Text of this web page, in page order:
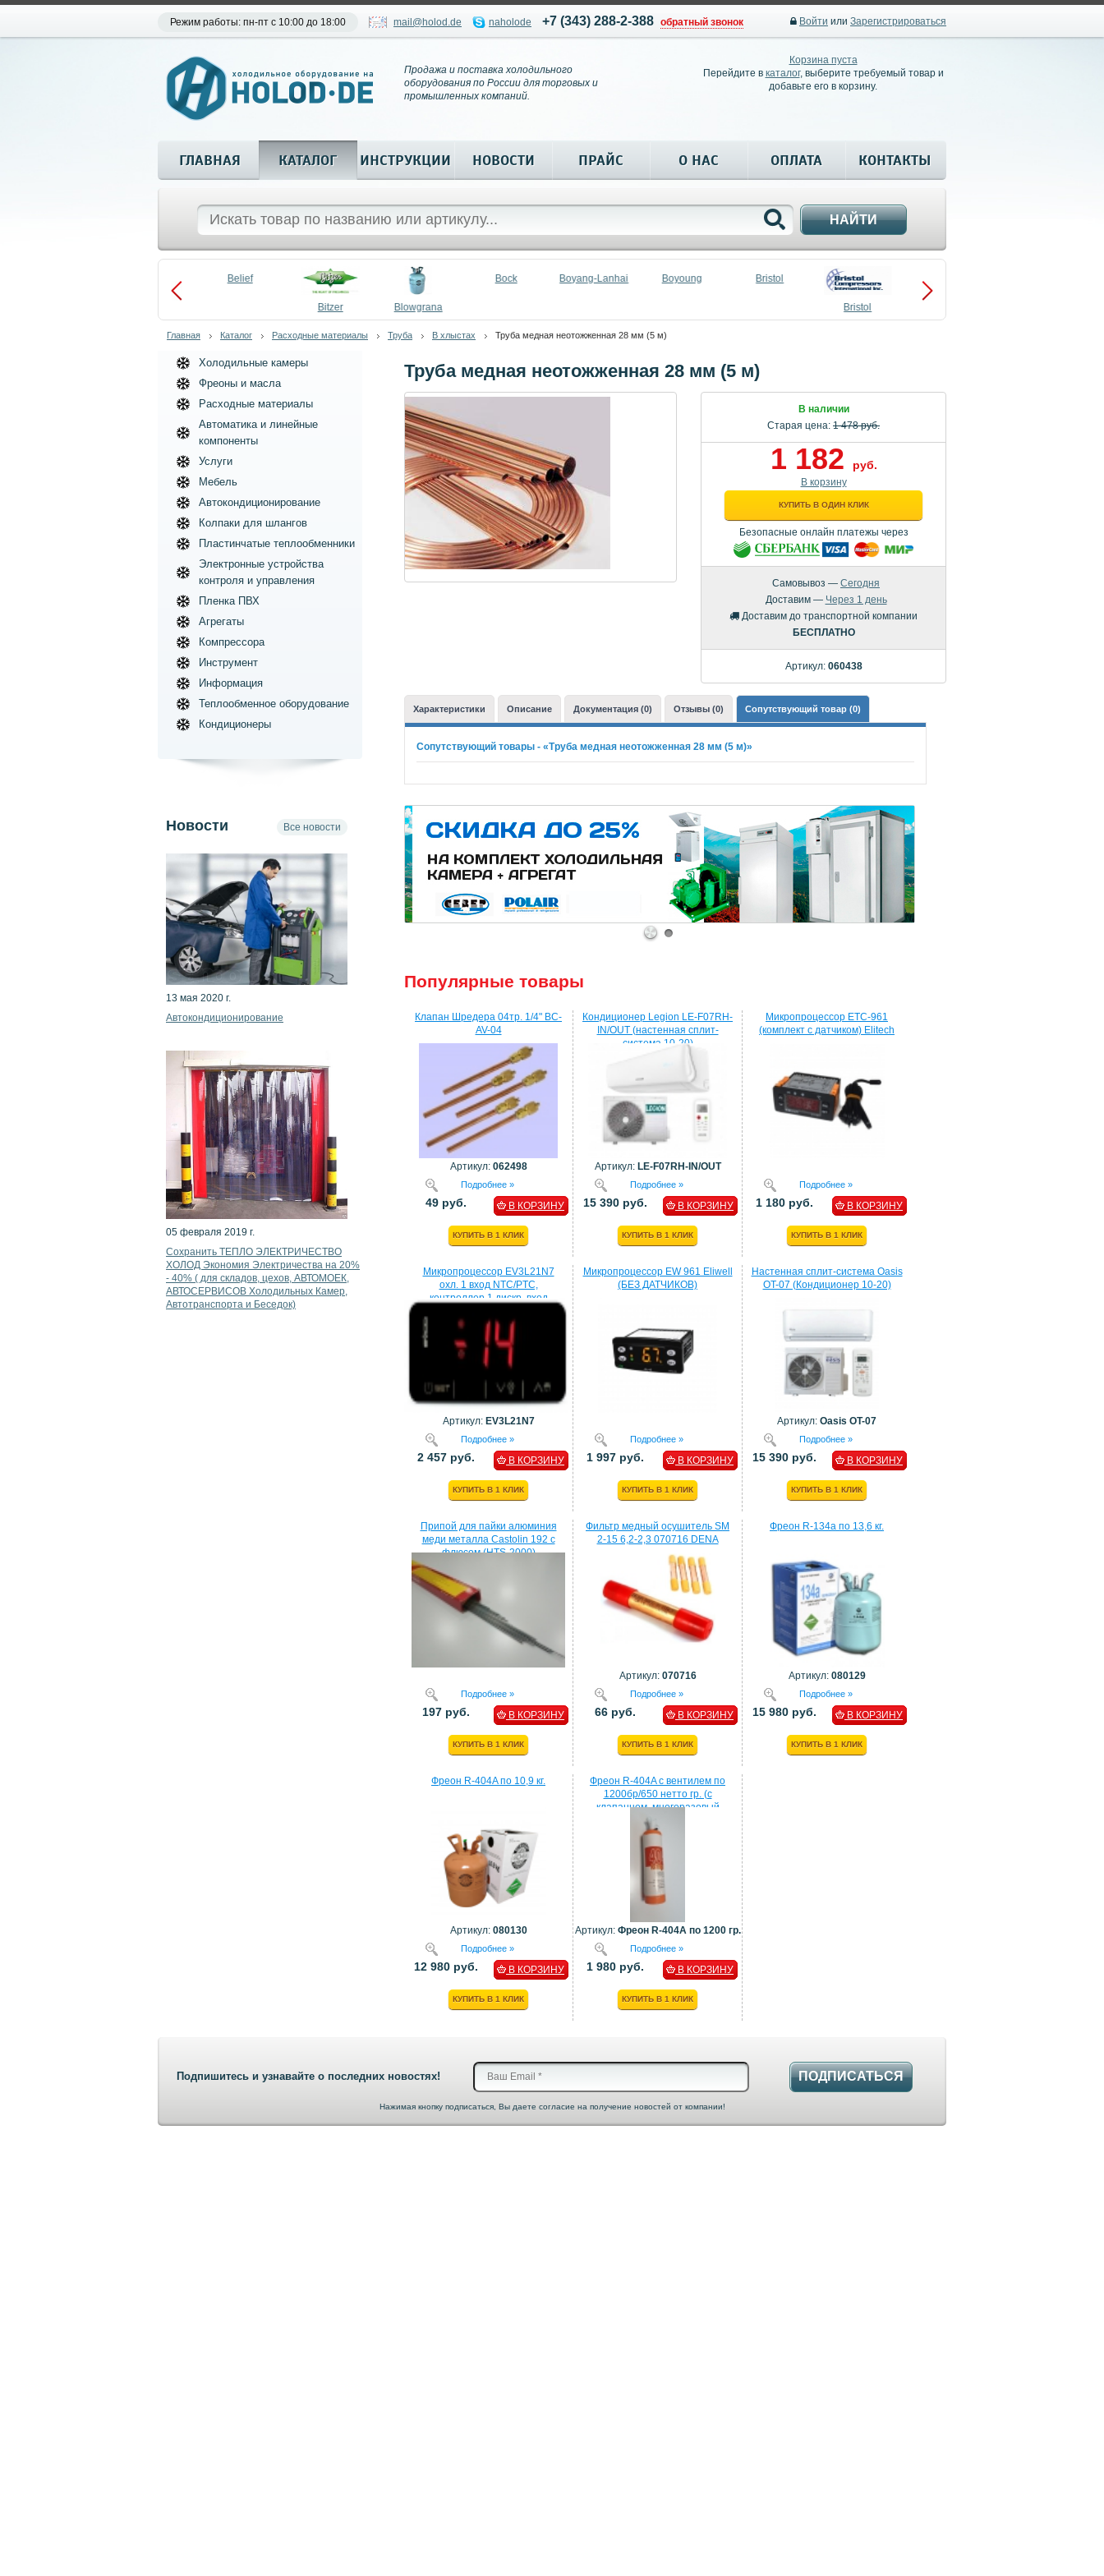
Режим работы: пн-пт с 10:00 до 18:00 mail@holod.de naholode +7 (343) 288-2-388 обратный звонок Войти или Зарегистрироваться
Продажа и поставка холодильного
оборудования по России для торговых и
промышленных компаний.
Корзина пуста
Перейдите в каталог, выберите требуемый товар и
добавьте его в корзину.
ГЛАВНАЯ КАТАЛОГ ИНСТРУКЦИИ НОВОСТИ ПРАЙС О НАС ОПЛАТА КОНТАКТЫ
НАЙТИ
Belief
Bitzer Blowgrana
Bock Boyang-Lanhai Boyoung Bristol
Bristol
Compressors
Главная Каталог Расходные материалы Труба В хлыстах Труба медная неотожженная 28 мм (5 м)
Труба медная неотожженная 28 мм (5 м)
В наличии
Старая цена: 1 478 руб.
1 182 руб.
В корзину
КУПИТЬ В ОДИН КЛИК
Безопасные онлайн платежы через
Самовывоз — Сегодня
Доставим — Через 1 день
Доставим до транспортной компании
БЕСПЛАТНО
Артикул: 060438
Характеристики Описание Документация (0) Отзывы (0) Сопутствующий товар (0)
Сопутствующий товары - «Труба медная неотожженная 28 мм (5 м)»
1 2
Популярные товары
Клапан Шредера 04тр. 1/4" BC-
AV-04
Артикул: 062498
Подробнее »
49 руб. В КОРЗИНУ
КУПИТЬ В 1 КЛИК
Кондиционер Legion LE-F07RH-
IN/OUT (настенная сплит-
система 10-20)
Артикул: LE-F07RH-IN/OUT
Подробнее »
15 390 руб. В КОРЗИНУ
КУПИТЬ В 1 КЛИК
Микропроцессор ETC-961
(комплект c датчиком) Elitech
Подробнее »
1 180 руб. В КОРЗИНУ
КУПИТЬ В 1 КЛИК
Микропроцессор EV3L21N7
охл. 1 вход NTC/PTC,
контроллер 1 дискр. вход
Артикул: EV3L21N7
Подробнее »
2 457 руб. В КОРЗИНУ
КУПИТЬ В 1 КЛИК
Микропроцессор EW 961 Eliwell
(БЕЗ ДАТЧИКОВ)
Подробнее »
1 997 руб. В КОРЗИНУ
КУПИТЬ В 1 КЛИК
Настенная сплит-система Oasis
OT-07 (Кондиционер 10-20)
Артикул: Oasis OT-07
Подробнее »
15 390 руб. В КОРЗИНУ
КУПИТЬ В 1 КЛИК
Припой для пайки алюминия
меди металла Castolin 192 с
флюсом (HTS-2000)
Подробнее »
197 руб. В КОРЗИНУ
КУПИТЬ В 1 КЛИК
Фильтр медный осушитель SM
2-15 6,2-2,3 070716 DENA
Артикул: 070716
Подробнее »
66 руб. В КОРЗИНУ
КУПИТЬ В 1 КЛИК
Фреон R-134a по 13,6 кг.
Артикул: 080129
Подробнее »
15 980 руб. В КОРЗИНУ
КУПИТЬ В 1 КЛИК
Фреон R-404A по 10,9 кг.
Артикул: 080130
Подробнее »
12 980 руб. В КОРЗИНУ
КУПИТЬ В 1 КЛИК
Фреон R-404A с вентилем по
1200бр/650 нетто гр. (с
клапанном, многоразовый
балон)
Артикул: Фреон R-404A по 1200 гр.
Подробнее »
1 980 руб. В КОРЗИНУ
КУПИТЬ В 1 КЛИК
Холодильные камеры
Фреоны и масла
Расходные материалы
Автоматика и линейные
компоненты
Услуги
Мебель
Автокондиционирование
Колпаки для шлангов
Пластинчатые теплообменники
Электронные устройства
контроля и управления
Пленка ПВХ
Агрегаты
Компрессора
Инструмент
Информация
Теплообменное оборудование
Кондиционеры
Новости Все новости
13 мая 2020 г.
Автокондиционирование
05 февраля 2019 г.
Сохранить ТЕПЛО ЭЛЕКТРИЧЕСТВО
ХОЛОД Экономия Электричества на 20%
- 40% ( для складов, цехов, АВТОМОЕК,
АВТОСЕРВИСОВ Холодильных Камер,
Автотранспорта и Беседок)
Подпишитесь и узнавайте о последних новостях! ПОДПИСАТЬСЯ
Нажимая кнопку подписаться, Вы даете согласие на получение новостей от компании!